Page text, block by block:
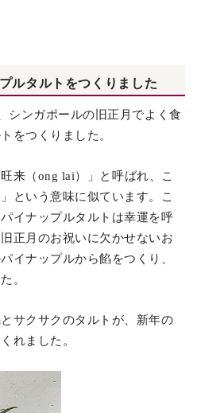
ルタルトをつくりました
シンガポールの旧正月でよく食
をつくりました。
来（ong lai）」と呼ばれ、こ
という意味に似ています。こ
イナップルタルトは幸運を呼
正月のお祝いに欠かせないお
イナップルから餡をつくり、
。
サクサクのタルトが、新年の
れました。